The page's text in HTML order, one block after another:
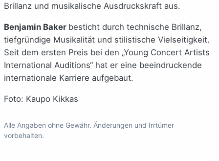
Brillanz und musikalische Ausdruckskraft aus.
Benjamin Baker besticht durch technische Brillanz,
tiefgründige Musikalität und stilistische Vielseitigkeit.
Seit dem ersten Preis bei den „Young Concert Artists
International Auditions“ hat er eine beeindruckende
internationale Karriere aufgebaut.
Foto: Kaupo Kikkas
Alle Angaben ohne Gewähr. Änderungen und Irrtümer
vorbehalten.